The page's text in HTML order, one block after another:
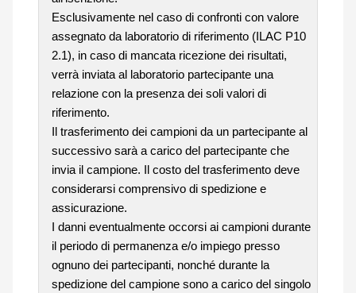
Esclusivamente nel caso di confronti con valore
assegnato da laboratorio di riferimento (ILAC P10
2.1), in caso di mancata ricezione dei risultati,
verrà inviata al laboratorio partecipante una
relazione con la presenza dei soli valori di
riferimento.
Il trasferimento dei campioni da un partecipante al
successivo sarà a carico del partecipante che
invia il campione. Il costo del trasferimento deve
considerarsi comprensivo di spedizione e
assicurazione.
I danni eventualmente occorsi ai campioni durante
il periodo di permanenza e/o impiego presso
ognuno dei partecipanti, nonché durante la
spedizione del campione sono a carico del singolo